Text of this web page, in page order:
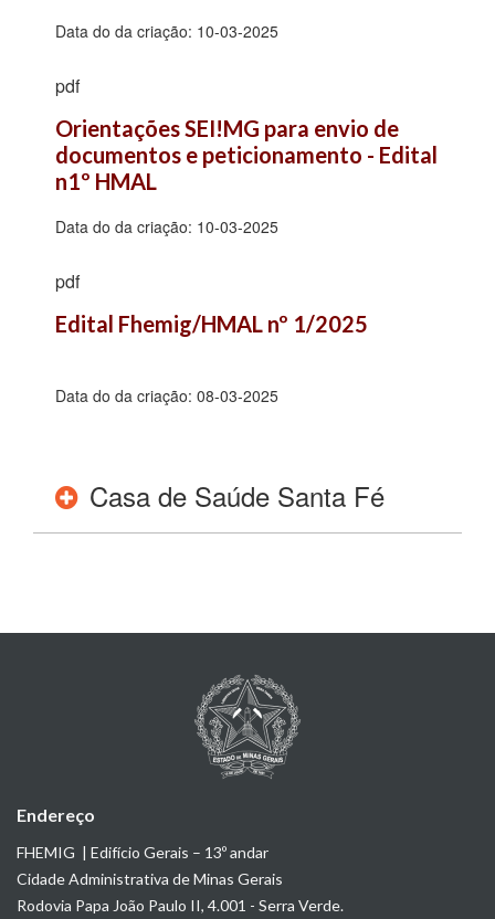
Data do da criação: 10-03-2025
pdf
Orientações SEI!MG para envio de
documentos e peticionamento - Edital
n1º HMAL
Data do da criação: 10-03-2025
pdf
Edital Fhemig/HMAL nº 1/2025
Data do da criação: 08-03-2025
Casa de Saúde Santa Fé
Extrato de publicação - Termos de
Data do da criação:09-01-2025
Termo de cessão gratuita de uso de
imóvel da CSSFé nº 01/2024
Data do da criação:09-01-2025
Endereço
FHEMIG | Edifício Gerais – 13º andar
Cidade Administrativa de Minas Gerais
Rodovia Papa João Paulo II, 4.001 - Serra Verde.